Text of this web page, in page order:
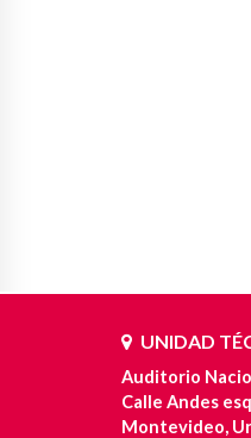
UNIDAD
Auditorio
Calle Andes
Montevideo,